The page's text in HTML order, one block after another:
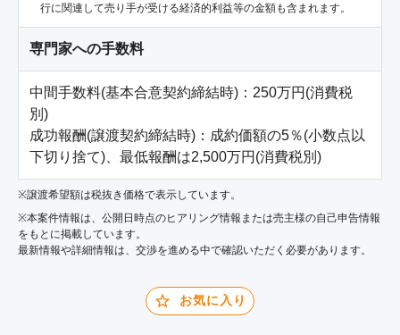
行に関連して売り手が受ける経済的利益等の金額も含まれます。
専門家への手数料
中間手数料(基本合意契約締結時)：250万円(消費税
別)
成功報酬(譲渡契約締結時)：成約価額の5％(小数点以
下切り捨て)、最低報酬は2,500万円(消費税別)
※譲渡希望額は税抜き価格で表示しています。
※本案件情報は、公開日時点のヒアリング情報または売主様の自己申告情報
をもとに掲載しています。
最新情報や詳細情報は、交渉を進める中で確認いただく必要があります。
お気に入り